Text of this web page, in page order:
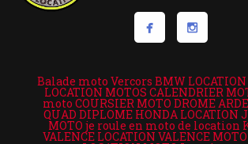
Balade moto Vercors BMW
LOCATION MOTOS CALENDRIER
moto COURSIER MOTO DROME
QUAD DIPLOME HONDA LOCATION
MOTO je roule en moto de location
VALENCE LOCATION VALENCE MOTO